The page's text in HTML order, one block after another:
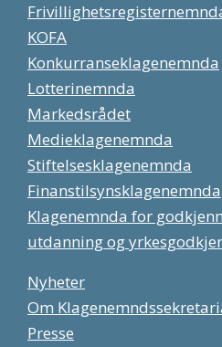
KOFA
Konkurranseklagenemnda
Lotterinemnda
Markedsrådet
Medieklagenemnda
Stiftelsesklagenemnda
Finanstilsynsklagenemnda
Klagenemnda for
utdanning og
Nyheter
Om
Presse